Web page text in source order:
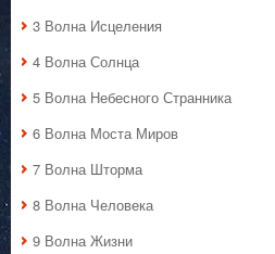
3 Волна Исцеления
4 Волна Солнца
5 Волна Небесного Странника
6 Волна Моста Миров
7 Волна Шторма
8 Волна Человека
9 Волна Жизни